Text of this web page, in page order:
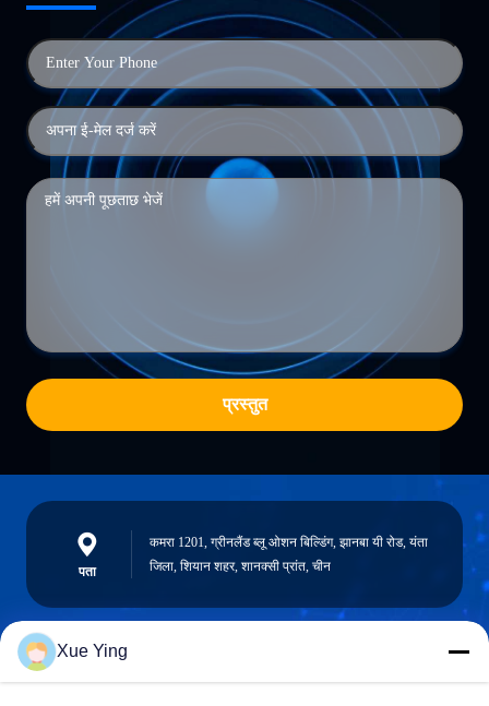
प्रस्तुत
पता
कमरा 1201, ग्रीनलैंड ब्लू ओशन बिल्डिंग, झानबा यी रोड, यंता
जिला, शियान शहर, शानक्सी प्रांत, चीन
sxcd-gyl@163.com
Xue Ying